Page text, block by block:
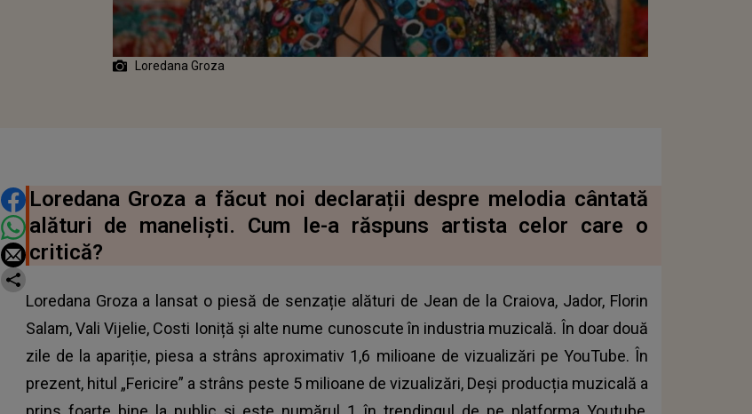
Loredana Groza
DISTRIBUIE ARTICOLUL
Loredana Groza a făcut noi declarații despre melodia cântată
alături de maneliști. Cum le-a răspuns artista celor care o
critică?
Loredana Groza a lansat o piesă de senzație alături de Jean de la Craiova, Jador, Florin
Salam, Vali Vijelie, Costi Ioniță și alte nume cunoscute în industria muzicală. În doar două
zile de la apariție, piesa a strâns aproximativ 1,6 milioane de vizualizări pe YouTube. În
prezent, hitul „Fericire” a strâns peste 5 milioane de vizualizări, Deși producția muzicală a